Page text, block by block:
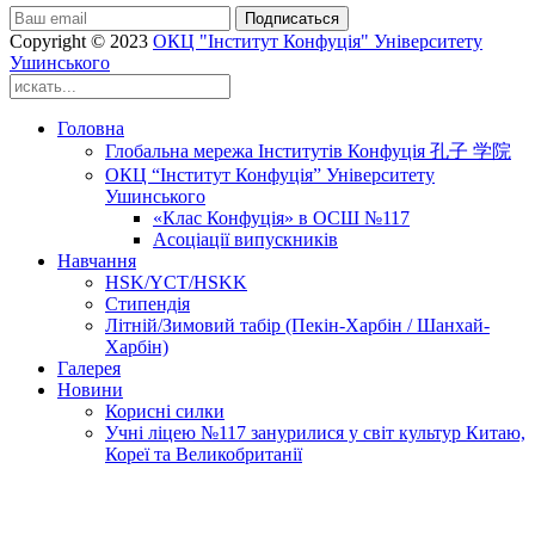
Подписаться
Copyright © 2023 ОКЦ "Інститут Конфуція" Університету
Ушинського
Головна
Глобальна мережа Інститутів Конфуція 孔子 学院
ОКЦ “Інститут Конфуція” Університету
Ушинського
«Клас Конфуція» в ОСШ №117
Асоціації випускників
Навчання
HSK/YCT/HSKK
Стипендія
Літній/Зимовий табір (Пекін-Харбін / Шанхай-
Харбін)
Галерея
Новини
Корисні силки
Учні ліцею №117 занурилися у світ культур Китаю,
Кореї та Великобританії